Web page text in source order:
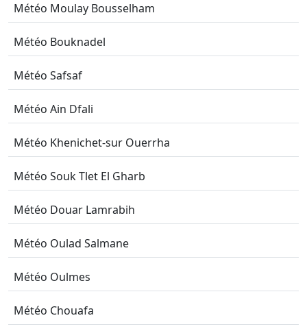
Météo Moulay Bousselham
Météo Bouknadel
Météo Safsaf
Météo Ain Dfali
Météo Khenichet-sur Ouerrha
Météo Souk Tlet El Gharb
Météo Douar Lamrabih
Météo Oulad Salmane
Météo Oulmes
Météo Chouafa